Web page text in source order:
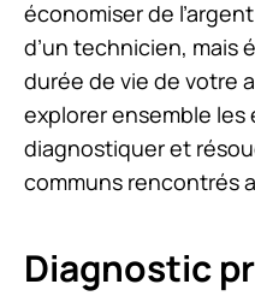
économiser de
d’un technicien, mais
durée de vie de votre
explorer ensemble les
diagnostiquer et
communs rencontrés
Diagnostic